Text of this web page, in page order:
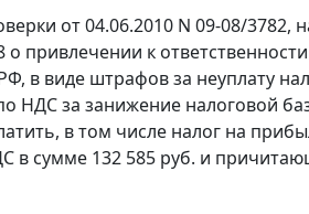
от 04.06.2010 N 09-08/3782,
привлечении к
в виде штрафов за неуплату
НДС за занижение налоговой
в том числе налог на
в сумме 132 585 руб. и